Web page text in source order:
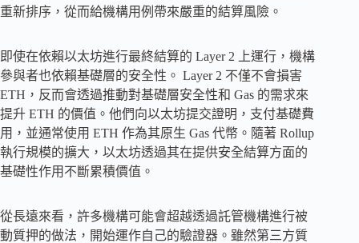
重新排序，從而給機構用例帶來嚴重的結算風險。
即使在依賴以太坊進行最終結算的 Layer 2 上運行，機構
參與者也依賴基礎層的安全性。 Layer 2 不僅不會損害
ETH，反而會透過推動對基礎層安全性和 Gas 的需求來
提升 ETH 的價值。他們向以太坊提交證明，支付基礎費
用，並通常使用 ETH 作為其原生 Gas 代幣。隨著 Rollup
執行規模的擴大，以太坊透過其在提供安全結算方面的
基礎性作用不斷累積價值。
從長遠來看，許多機構可能會超越透過託管機構進行被
動質押的做法，開始運作自己的驗證器。雖然第三方質